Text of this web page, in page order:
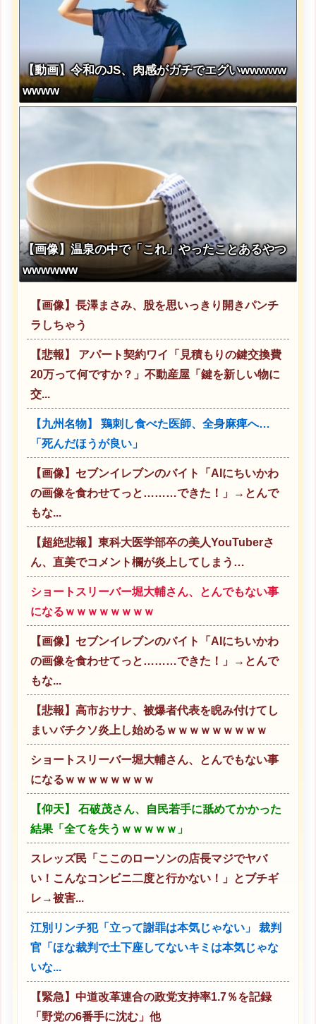
【動画】令和のJS、肉感がガチでエグいwwwww
wwww
【画像】温泉の中で「これ」やったことあるやつ
wwwwww
【画像】長澤まさみ、股を思いっきり開きパンチ
ラしちゃう
【悲報】 アパート契約ワイ「見積もりの鍵交換費
20万って何ですか？」不動産屋「鍵を新しい物に
交...
【九州名物】 鶏刺し食べた医師、全身麻痺へ…
「死んだほうが良い」
【画像】セブンイレブンのバイト「AIにちいかわ
の画像を食わせてっと………できた！」→とんで
もな...
【超絶悲報】東科大医学部卒の美人YouTuberさ
ん、直美でコメント欄が炎上してしまう…
ショートスリーバー堀大輔さん、とんでもない事
になるｗｗｗｗｗｗｗｗ
【画像】セブンイレブンのバイト「AIにちいかわ
の画像を食わせてっと………できた！」→とんで
もな...
【悲報】高市おサナ、被爆者代表を睨み付けてし
まいバチクソ炎上し始めるｗｗｗｗｗｗｗｗｗ
ショートスリーバー堀大輔さん、とんでもない事
になるｗｗｗｗｗｗｗｗ
【仰天】 石破茂さん、自民若手に舐めてかかった
結果「全てを失うｗｗｗｗｗ」
スレッズ民「ここのローソンの店長マジでヤバ
い！こんなコンビニ二度と行かない！」とブチギ
レ→被害...
江別リンチ犯「立って謝罪は本気じゃない」 裁判
官「ほな裁判で土下座してないキミは本気じゃな
いな...
【緊急】中道改革連合の政党支持率1.7％を記録
「野党の6番手に沈む」他